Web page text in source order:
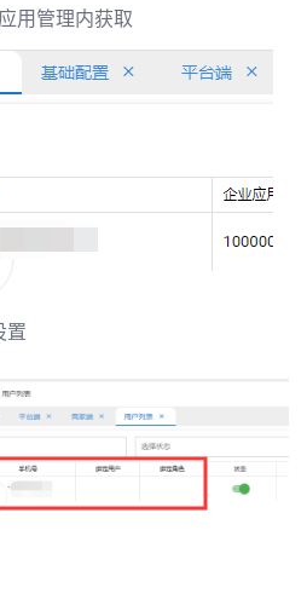
用管理内获取
置